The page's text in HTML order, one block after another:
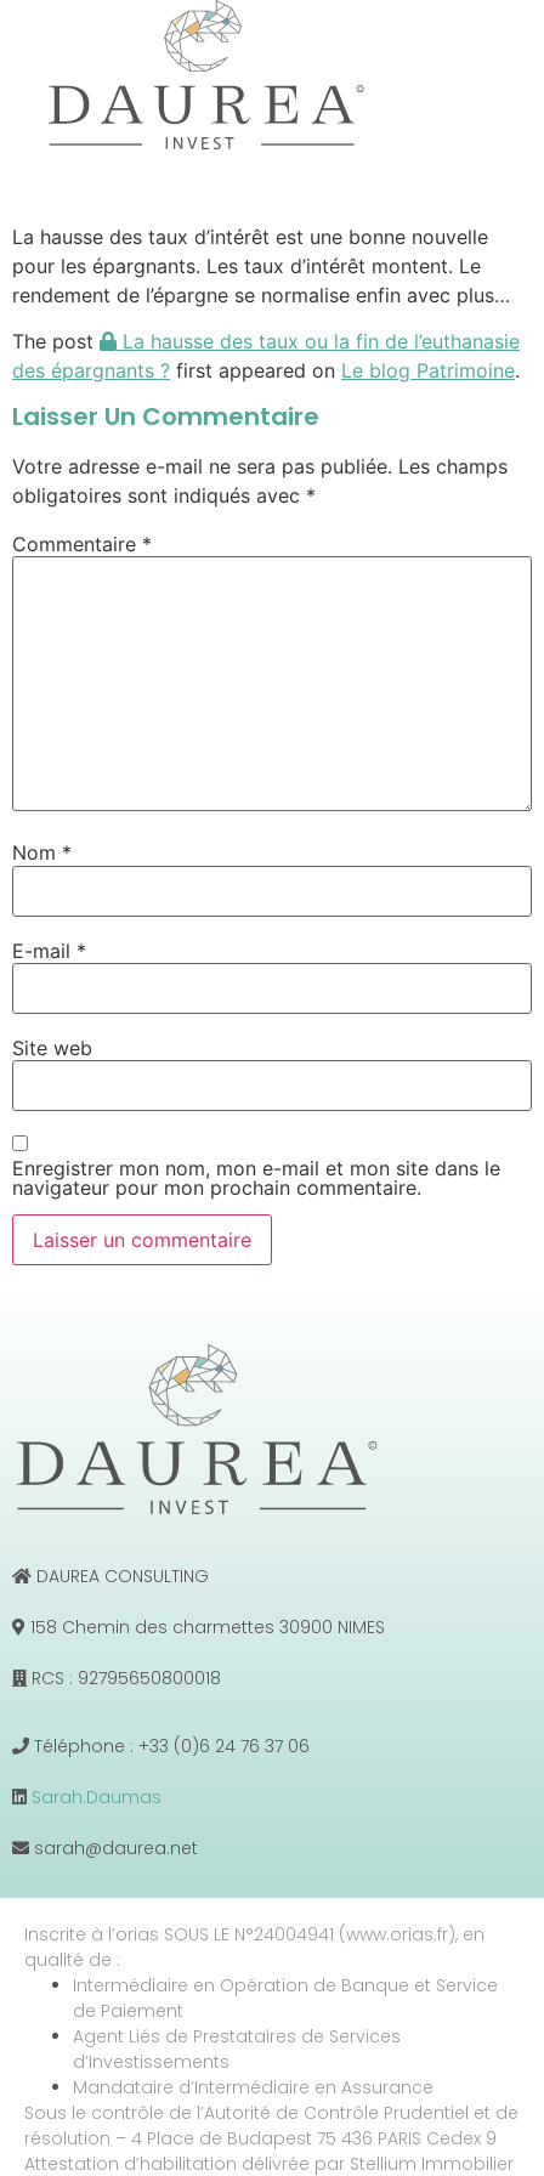
La hausse des taux d’intérêt est une bonne nouvelle
pour les épargnants. Les taux d’intérêt montent. Le
rendement de l’épargne se normalise enfin avec plus…
The post
La hausse des taux ou la fin de l’euthanasie
des épargnants ? first appeared on Le blog Patrimoine.
Laisser Un Commentaire
Votre adresse e-mail ne sera pas publiée. Les champs
obligatoires sont indiqués avec *
Commentaire *
Nom *
E-mail *
Site web
Enregistrer mon nom, mon e-mail et mon site dans le
navigateur pour mon prochain commentaire.
DAUREA CONSULTING
158 Chemin des charmettes 30900 NIMES
RCS : 92795650800018
Téléphone : +33 (0)6 24 76 37 06
Sarah.Daumas
sarah@daurea.net
Inscrite à l’orias SOUS LE N°24004941 (www.orias.fr), en
qualité de :
Intermédiaire en Opération de Banque et Service
de Paiement
Agent Liés de Prestataires de Services
d’Investissements
Mandataire d’Intermédiaire en Assurance
Sous le contrôle de l’Autorité de Contrôle Prudentiel et de
résolution – 4 Place de Budapest 75 436 PARIS Cedex 9
Attestation d’habilitation délivrée par Stellium Immobilier